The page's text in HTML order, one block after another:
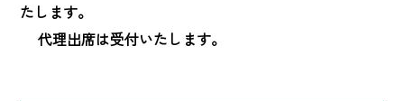
たします。
代理出席は受付いたします。